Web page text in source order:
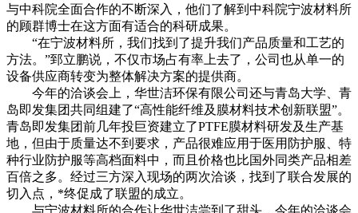
与中科院全面合作的不断深入，他们了解到中科院宁波材料所
的顾群博士在这方面有适合的科研成果。
“在宁波材料所，我们找到了提升我们产品质量和工艺的
方法。”郅立鹏说，不仅市场占有率上去了，公司也从单一的
设备供应商转变为整体解决方案的提供商。
今年的洽谈会上，华世洁环保有限公司还与青岛大学、青
岛即发集团共同组建了“高性能纤维及膜材料技术创新联盟”。
青岛即发集团前几年投巨资建立了PTFE膜材料研发及生产基
地，但由于质量达不到要求，产品很难应用于医用防护服、特
种行业防护服等高档面料中，而且价格也比国外同类产品相差
百倍之多。经过三方深入现场的两次洽谈，找到了联合发展的
切入点，*终促成了联盟的成立。
与宁波材料所的合作让华世洁尝到了甜头，今年的洽谈会